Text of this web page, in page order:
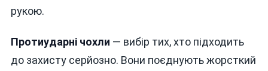
рукою.
Протиударні чохли — вибір тих, хто підходить
до захисту серйозно. Вони поєднують жорсткий